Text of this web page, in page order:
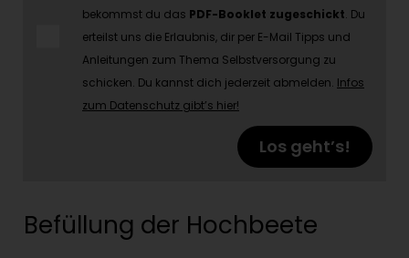
bekommst du das PDF-Booklet zugeschickt. Du
erteilst uns die Erlaubnis, dir per E-Mail Tipps und
Anleitungen zum Thema Selbstversorgung zu
schicken. Du kannst dich jederzeit abmelden. Infos
zum Datenschutz gibt’s hier!
Los geht’s!
Befüllung der Hochbeete